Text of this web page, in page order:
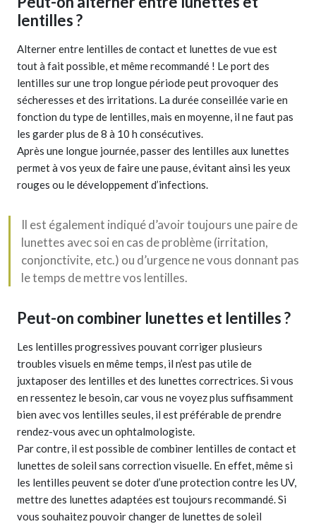
lentilles ?
Alterner entre lentilles de contact et lunettes de vue est
tout à fait possible, et même recommandé ! Le port des
lentilles sur une trop longue période peut provoquer des
sécheresses et des irritations. La durée conseillée varie en
fonction du type de lentilles, mais en moyenne, il ne faut pas
les garder plus de 8 à 10 h consécutives.
Après une longue journée, passer des lentilles aux lunettes
permet à vos yeux de faire une pause, évitant ainsi les yeux
rouges ou le développement d’infections.
Il est également indiqué d’avoir toujours une paire de
lunettes avec soi en cas de problème (irritation,
conjonctivite, etc.) ou d’urgence ne vous donnant pas
le temps de mettre vos lentilles.
Peut-on combiner lunettes et lentilles ?
Les lentilles progressives pouvant corriger plusieurs
troubles visuels en même temps, il n’est pas utile de
juxtaposer des lentilles et des lunettes correctrices. Si vous
en ressentez le besoin, car vous ne voyez plus suffisamment
bien avec vos lentilles seules, il est préférable de prendre
rendez-vous avec un ophtalmologiste.
Par contre, il est possible de combiner lentilles de contact et
lunettes de soleil sans correction visuelle. En effet, même si
les lentilles peuvent se doter d’une protection contre les UV,
mettre des lunettes adaptées est toujours recommandé. Si
vous souhaitez pouvoir changer de lunettes de soleil